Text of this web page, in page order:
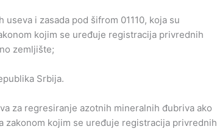
i zasada pod šifrom 01110, koja su
kojim se uređuje registracija privrednih
zemljište;
Srbija.
za regresiranje azotnih mineralnih đubriva ako
zakonom kojim se uređuje registracija privrednih